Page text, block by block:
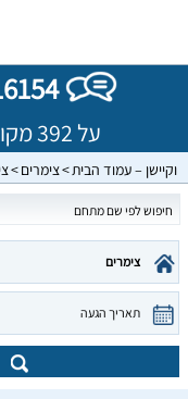
16154 חוות דעת
על 392 מקומות אירוח שונים בישראל
וקיישן – עמוד הבית צימרים
צימרים
תאריך הגעה